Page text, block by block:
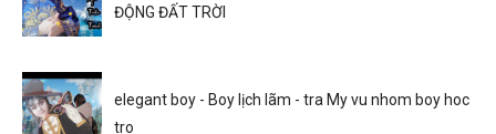
ĐỘNG ĐẤT TRỜI
elegant boy - Boy lịch lãm - tra My vu nhom boy hoc
tro